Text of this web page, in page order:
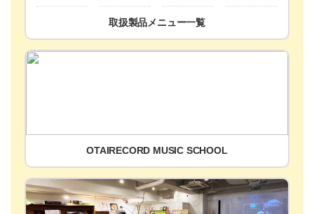
取扱製品メニュー一覧
OTAIRECORD MUSIC SCHOOL